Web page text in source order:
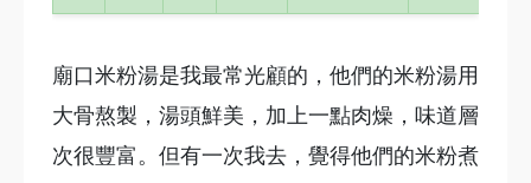
廟口米粉湯是我最常光顧的，他們的米粉湯用
大骨熬製，湯頭鮮美，加上一點肉燥，味道層
次很豐富。但有一次我去，覺得他們的米粉煮